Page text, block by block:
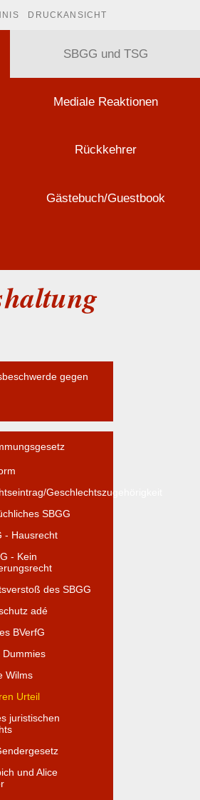
DRUCKANSICHT
SBGG und TSG
Mediale Reaktionen
Rückkehrer
Gästebuch/Guestbook
gegen
Geschlechtszugehörigkeit
SBGG
- Hausrecht
- Kein
des SBGG
adé
BVerfG
Dummies
Wilms
Urteil
juristischen
und Alice